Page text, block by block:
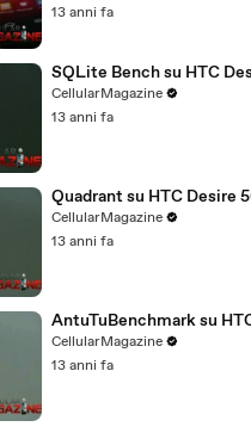
13 anni fa
SQLite Bench su HTC
CellularMagazine
13 anni fa
Quadrant su HTC Desire
CellularMagazine
13 anni fa
AntuTuBenchmark su
CellularMagazine
13 anni fa